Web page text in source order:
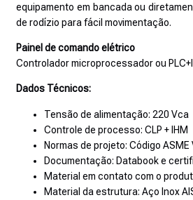
equipamento em bancada ou
de rodízio para fácil movimentação.
Painel de comando elétrico
Controlador microprocessador ou
Dados Técnicos:
Tensão de alimentação: 220 Vca
Controle de processo: CLP + IHM
Normas de projeto: Código ASME
Documentação: Databook e
Material em contato com o
Material da estrutura: Aço Inox